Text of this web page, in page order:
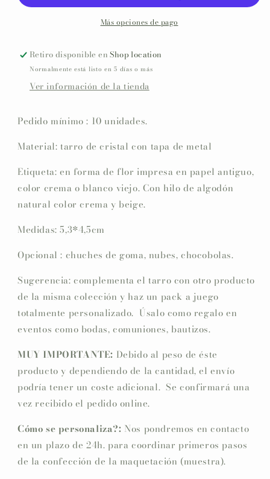
Bautizo
Bautizo
COLECCIÓN
Más opciones de pago
Retiro disponible enShop location
Normalmente está listo en 5 días o más
Ver información de la tienda
Pedido mínimo : 10 unidades.
Material: tarro de cristal con tapa de metal
Etiqueta: en forma de flor impresa en papel antiguo,
color crema o blanco viejo. Con hilo de algodón
natural color crema y beige.
Medidas: 5,3*4,5cm
Opcional : chuches de goma, nubes, chocobolas.
Sugerencia: complementa el tarro con otro producto
de la misma colección y haz un pack a juego
totalmente personalizado. Úsalo como regalo en
eventos como bodas, comuniones, bautizos.
MUY IMPORTANTE: Debido al peso de éste
producto y dependiendo de la cantidad, el envío
podría tener un coste adicional. Se confirmará una
vez recibido el pedido online.
Cómo se personaliza?: Nos pondremos en contacto
en un plazo de 24h. para coordinar primeros pasos
de la confección de la maquetación (muestra).